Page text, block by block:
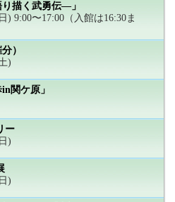
描く武勇伝―」
) 9:00〜17:00（入館は16:30ま
）
)
関ケ原」
ー
)
)